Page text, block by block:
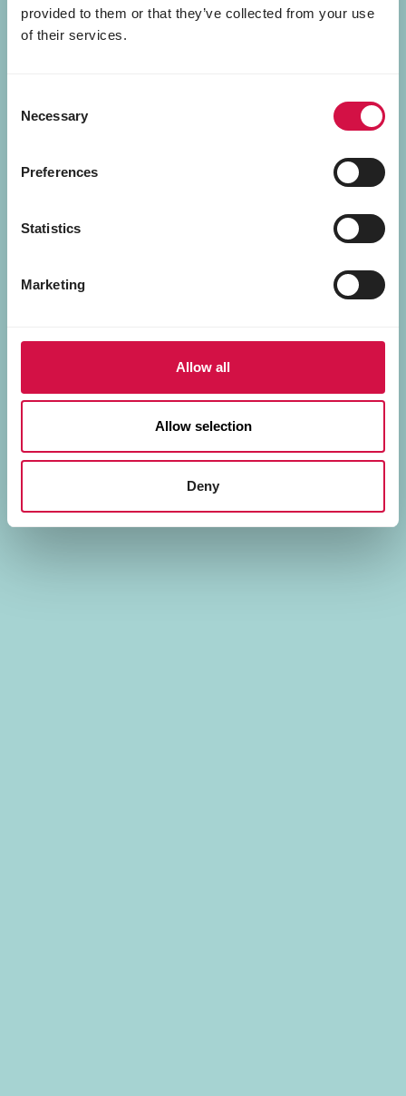
provided to them or that they’ve collected from your use
of their services.
Selection
Necessary
Preferences
Statistics
Marketing
Allow all
Allow selection
Deny